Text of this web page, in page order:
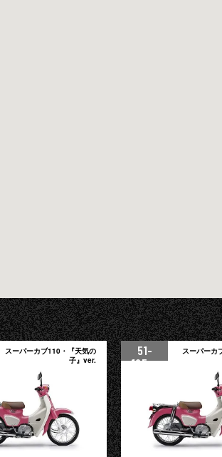
スーパーカブ110・『天気の
子』ver.
51-
125cc
スーパーカ